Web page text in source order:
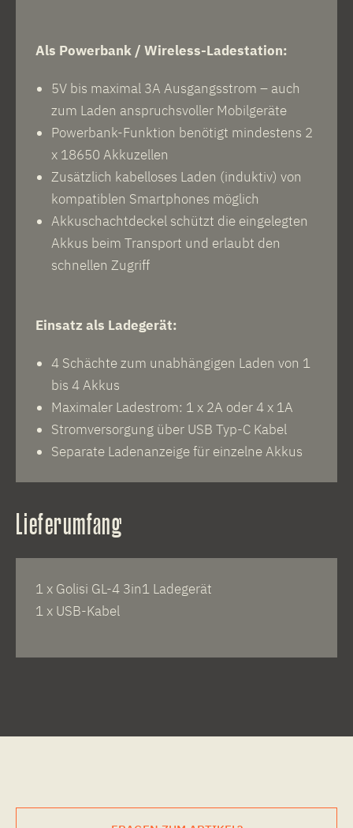
Als Powerbank / Wireless-Ladestation:
5V bis maximal 3A Ausgangsstrom – auch
zum Laden anspruchsvoller Mobilgeräte
Powerbank-Funktion benötigt mindestens 2
x 18650 Akkuzellen
Zusätzlich kabelloses Laden (induktiv) von
kompatiblen Smartphones möglich
Akkuschachtdeckel schützt die eingelegten
Akkus beim Transport und erlaubt den
schnellen Zugriff
Einsatz als Ladegerät:
4 Schächte zum unabhängigen Laden von 1
bis 4 Akkus
Maximaler Ladestrom: 1 x 2A oder 4 x 1A
Stromversorgung über USB Typ-C Kabel
Separate Ladenanzeige für einzelne Akkus
Lieferumfang
1 x Golisi GL-4 3in1 Ladegerät
1 x USB-Kabel